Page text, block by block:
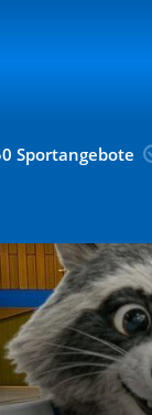
Sportangebote